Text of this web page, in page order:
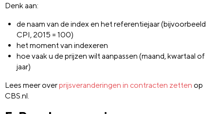
Denk aan:
de naam van de index en het referentiejaar (bijvoorbeeld
CPI, 2015 = 100)
het moment van indexeren
hoe vaak u de prijzen wilt aanpassen (maand, kwartaal of
jaar)
Lees meer overprijsveranderingen in contracten zetten op
CBS.nl.